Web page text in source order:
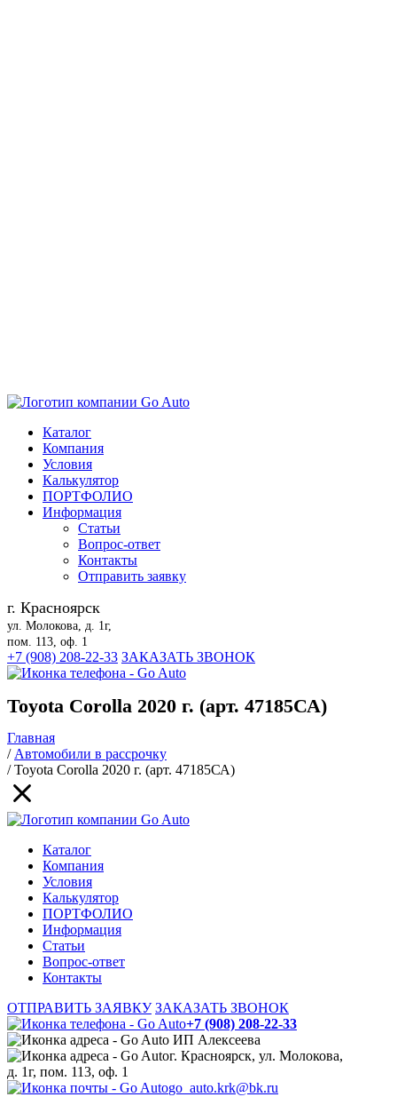
Каталог
Компания
Условия
Калькулятор
ПОРТФОЛИО
Информация
Статьи
Вопрос-ответ
Контакты
Отправить заявку
г. Красноярск
ул. Молокова, д. 1г,
пом. 113, оф. 1
+7 (908) 208-22-33 ЗАКАЗАТЬ ЗВОНОК
Toyota Corolla 2020 г. (арт. 47185СА)
Главная
/Автомобили в рассрочку
/Toyota Corolla 2020 г. (арт. 47185СА)
Каталог
Компания
Условия
Калькулятор
ПОРТФОЛИО
Информация
Статьи
Вопрос-ответ
Контакты
ОТПРАВИТЬ ЗАЯВКУ ЗАКАЗАТЬ ЗВОНОК
+7 (908) 208-22-33
ИП Алексеева
г. Красноярск, ул. Молокова,
д. 1г, пом. 113, оф. 1
go_auto.krk@bk.ru